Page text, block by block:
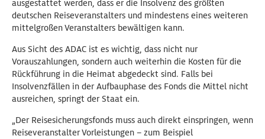
ausgestattet werden, dass er die Insolvenz des größten
deutschen Reiseveranstalters und mindestens eines weiteren
mittelgroßen Veranstalters bewältigen kann.
Aus Sicht des ADAC ist es wichtig, dass nicht nur
Vorauszahlungen, sondern auch weiterhin die Kosten für die
Rückführung in die Heimat abgedeckt sind. Falls bei
Insolvenzfällen in der Aufbauphase des Fonds die Mittel nicht
ausreichen, springt der Staat ein.
„Der Reisesicherungsfonds muss auch direkt einspringen, wenn
Reiseveranstalter Vorleistungen – zum Beispiel